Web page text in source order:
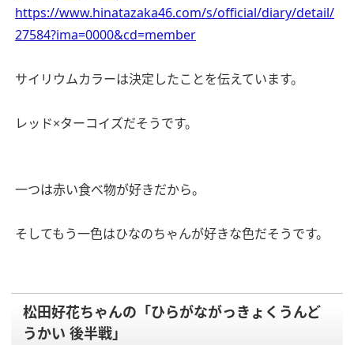
https://www.hinatazaka46.com/s/official/diary/detail/
27584?ima=0000&cd=member
サイリウムカラーは決定したことを伝えています。
レッド×ターコイズだそうです。
一つは赤い食べ物が好きだから。
そしてもう一色はひなのちゃんが好きな色だそうです。
松田好花ちゃんの「ひらがながっきょくうんど
うかい 後半戦」